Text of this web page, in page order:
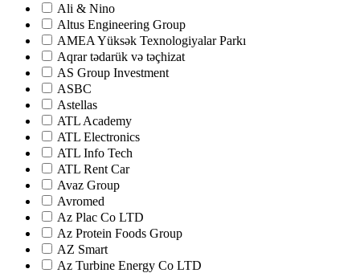
Ali & Nino
Altus Engineering Group
AMEA Yüksək Texnologiyalar Parkı
Aqrar tədarük və təçhizat
AS Group Investment
ASBC
Astellas
ATL Academy
ATL Electronics
ATL Info Tech
ATL Rent Car
Avaz Group
Avromed
Az Plac Co LTD
Az Protein Foods Group
AZ Smart
Az Turbine Energy Co LTD